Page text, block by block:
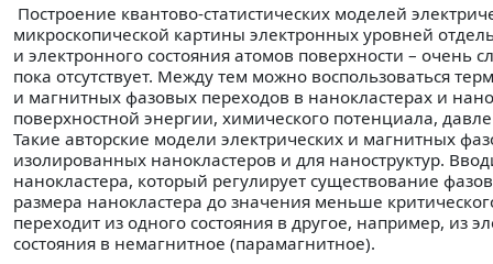
Построение квантово-статистических моделей
микроскопической картины электронных уровней
и электронного состояния атомов поверхности –
пока отсутствует. Между тем можно воспользоваться
и магнитных фазовых переходов в нанокластерах и
поверхностной энергии, химического потенциала,
Такие авторские модели электрических и магнитных
изолированных нанокластеров и для наноструктур.
нанокластера, который регулирует существование
размера нанокластера до значения меньше
переходит из одного состояния в другое, например, из
состояния в немагнитное (парамагнитное).